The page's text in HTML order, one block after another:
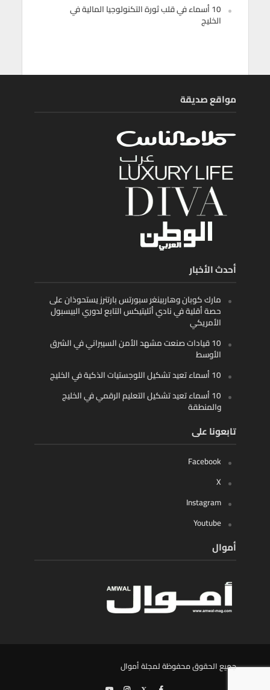
10 أسماء في قلب ثورة التكنولوجيا المالية في
الخليج
مواقع صديقة
أحدث الأخبار
مارك كوبان وهاربينغر سبورتس بارتنرز يستحوذان على
حصة أقلية في نادي أثليتيكس التابع لدوري البيسبول
الأمريكي
10 قيادات صنعت مشهد الأمن السيبراني في الشرق
الأوسط
10 أسماء تعيد تشكيل اللوجستيات الذكية في الخليج
10 أسماء تعيد تشكيل التعليم الرقمي في الخليج
والمنطقة
تابعونا على
Facebook
X
Instagram
Youtube
أموال
جميع الحقوق محفوظة لمجلة أموال